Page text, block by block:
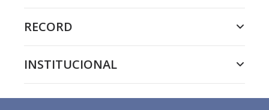
RECORD
INSTITUCIONAL